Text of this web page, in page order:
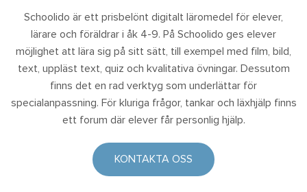
Schoolido är ett prisbelönt digitalt läromedel för elever,
lärare och föräldrar i åk 4-9. På Schoolido ges elever
möjlighet att lära sig på sitt sätt, till exempel med film, bild,
text, uppläst text, quiz och kvalitativa övningar. Dessutom
finns det en rad verktyg som underlättar för
specialanpassning. För kluriga frågor, tankar och läxhjälp finns
ett forum där elever får personlig hjälp.
KONTAKTA OSS